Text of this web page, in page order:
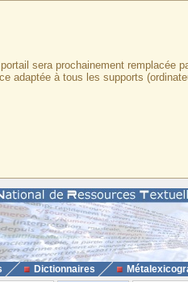
sera prochainement remplacée
adaptée à tous les supports
Dictionnaires